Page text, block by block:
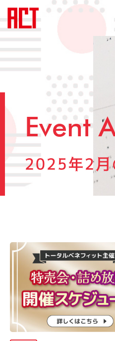
Event
2025年2月